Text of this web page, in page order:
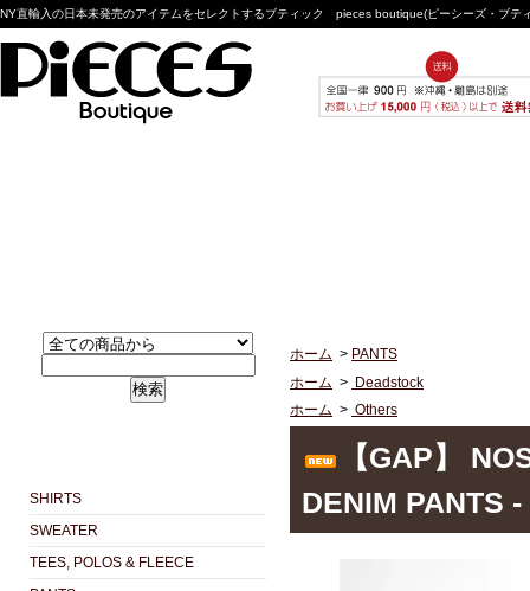
NY直輸入の日本未発売のアイテムをセレクトするブティック pieces boutique(ピーシーズ・ブ
検索
SHIRTS
SWEATER
TEES, POLOS & FLEECE
ホーム > PANTS
ホーム > Deadstock
ホーム > Others
【GAP】
DENIM PANTS